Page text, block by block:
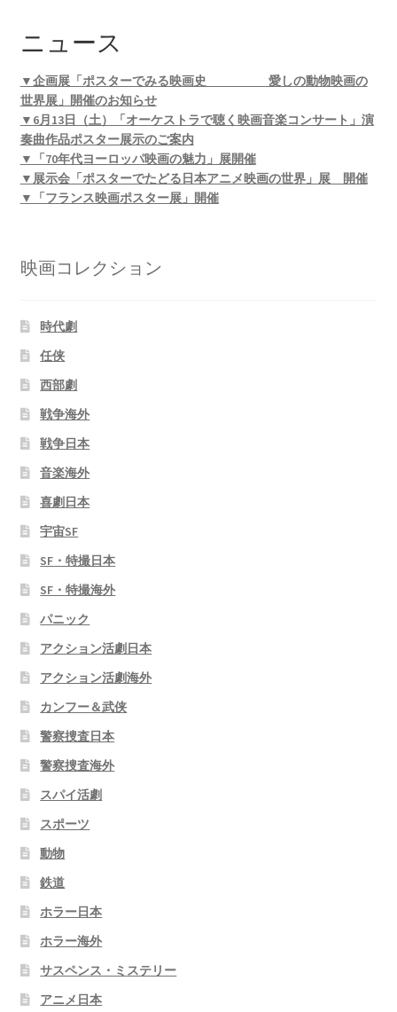
ニュース
▼企画展「ポスターでみる映画史 愛しの動物映画の
世界展」開催のお知らせ
▼6月13日（土）「オーケストラで聴く映画音楽コンサート」演
奏曲作品ポスター展示のご案内
▼「70年代ヨーロッパ映画の魅力」展開催
▼展示会「ポスターでたどる日本アニメ映画の世界」展 開催
▼「フランス映画ポスター展」開催
映画コレクション
時代劇
任侠
西部劇
戦争海外
戦争日本
音楽海外
喜劇日本
宇宙SF
SF・特撮日本
SF・特撮海外
パニック
アクション活劇日本
アクション活劇海外
カンフー＆武侠
警察捜査日本
警察捜査海外
スパイ活劇
スポーツ
動物
鉄道
ホラー日本
ホラー海外
サスペンス・ミステリー
アニメ日本